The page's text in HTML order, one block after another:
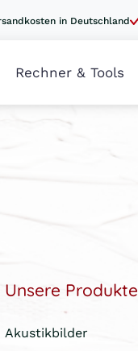
in Deutschland
Rechner & Tools
Unsere Produkte
Akustikbilder